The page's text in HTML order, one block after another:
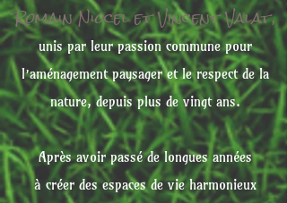
Romain Niocel et Vincent Valat,
unis par leur passion commune pour
l’aménagement paysager et lerespect de la
nature, depuis plus de vingt ans.
Après avoir passé de longues années
à créer des espaces de vie harmonieux